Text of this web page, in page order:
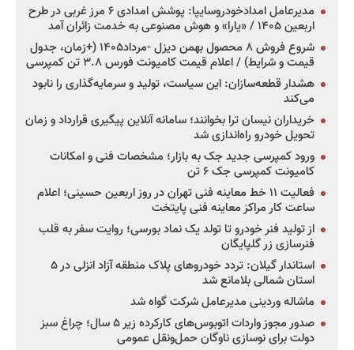
مدیرعامل امدادخودروسایپا: پوشش امدادی ۶ مرز غربی در طرح
اربعین ۱۴۰۵ / «یارا» و هوش مصنوعی به خدمت زائران آمد
شروع فروش ۸ محصول بهمن دیزل -مرداد۱۴۰۵ (+زمان، جدول
قیمت و شرایط) / اعلام قیمت کامیونت فورس ۳.۸ تن کمپرسی
هشدار قطعه‌سازان: این سیاست، تولید و سرمایه‌گذاری را نابود
می‌کند
خریداران نیسان ترا بخوانند؛ سامانه آنلاین پیگیری قرارداد و زمان
تحویل خودرو راه‌اندازی شد
ورود کمپرسی جدید جک به بازار؛ مشخصات فنی و امکانات
کامیونت کمپرسی جک ۶ تن
فعالیت ۱۱ خط معاینه فنی تهران در روز اربعین حسینی؛ اعلام
ساعت کار مراکز معاینه فنی پایتخت
از تولید فنر خودرو تا تولد یک نماد بورسی؛ روایت سفر به قلب
فنرسازی زر گلپایگان
استاندار گیلان: تردد خودروهای پلاک منطقه آزاد انزلی در ۵
استان شمالی بلامانع شد
ماشاله وردینی مدیرعامل شرکت گواه شد
صدور مجوز واردات اتوبوس‌های کارکرده زیر ۵ سال؛ چراغ سبز
دولت برای نوسازی ناوگان حمل‌ونقل عمومی